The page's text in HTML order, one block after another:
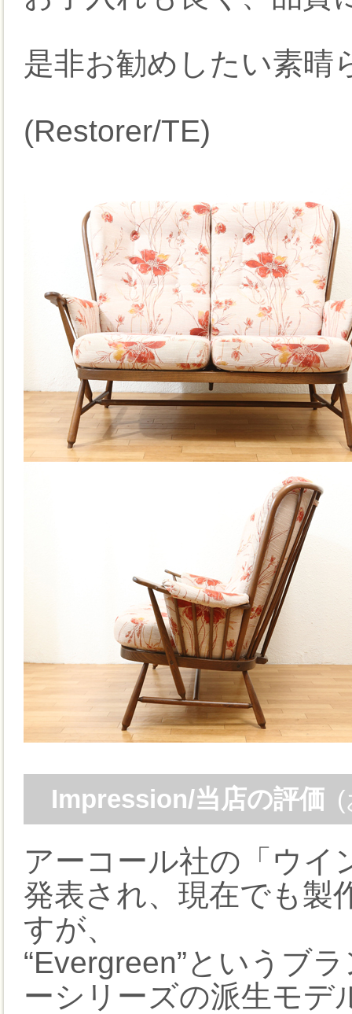
是非お勧めしたい素晴
(Restorer/TE)
Impression/当店の評価
アーコール社の「ウイ
発表され、現在でも製
すが、
“Evergreen”というブ
ーシリーズの派生モデ